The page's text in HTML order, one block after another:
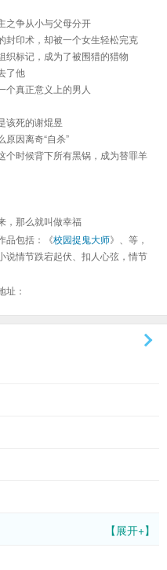
之争从小与父母分开
封印术，却被一个女生轻松完克
织标记，成为了被围猎的猎物
了他
个真正意义上的男人
该死的谢焜昱
因离奇“自杀”
个时候背下所有黑锅，成为替罪羊
，那么就叫做幸福
品包括：《校园捉鬼大师》、等，
说情节跌宕起伏、扣人心弦，情节
址：
【展开+】